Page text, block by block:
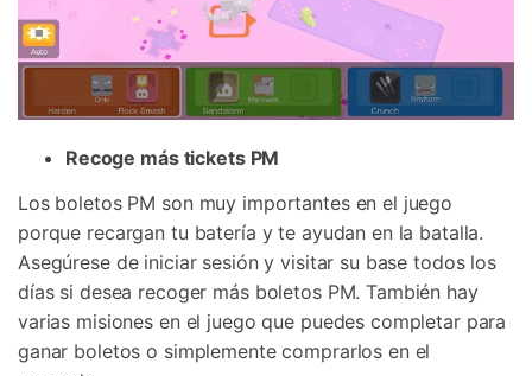
Recoge más tickets PM
Los boletos PM son muy importantes en el juego
porque recargan tu batería y te ayudan en la batalla.
Asegúrese de iniciar sesión y visitar su base todos los
días si desea recoger más boletos PM. También hay
varias misiones en el juego que puedes completar para
ganar boletos o simplemente comprarlos en el